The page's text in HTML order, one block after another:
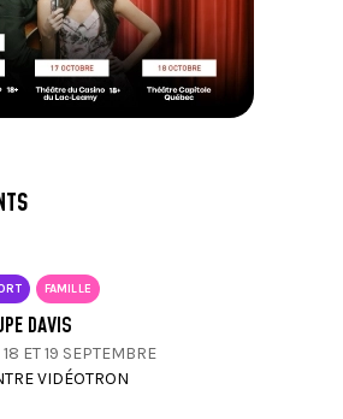
FAMILLE
DAVIS
18 ET 19 SEPTEMBRE
VIDÉOTRON